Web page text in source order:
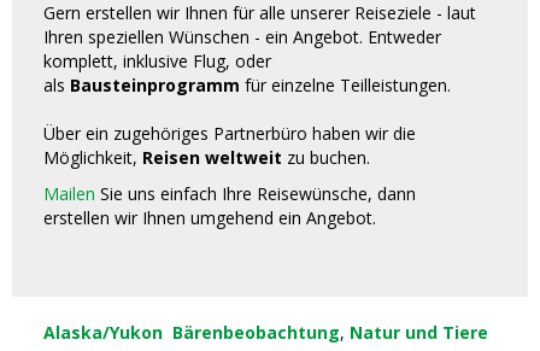
Gern erstellen wir Ihnen für alle unserer Reiseziele - laut
Ihren speziellen Wünschen - ein Angebot. Entweder
komplett, inklusive Flug, oder
als Bausteinprogramm für einzelne Teilleistungen.
Über ein zugehöriges Partnerbüro haben wir die
Möglichkeit, Reisen weltweit zu buchen.
Mailen Sie uns einfach Ihre Reisewünsche, dann
erstellen wir Ihnen umgehend ein Angebot.
Alaska/Yukon Bärenbeobachtung, Natur und Tiere